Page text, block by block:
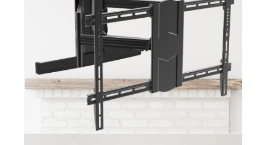
ඉල්ලීමක් ඉදිරිපත් කරන්න